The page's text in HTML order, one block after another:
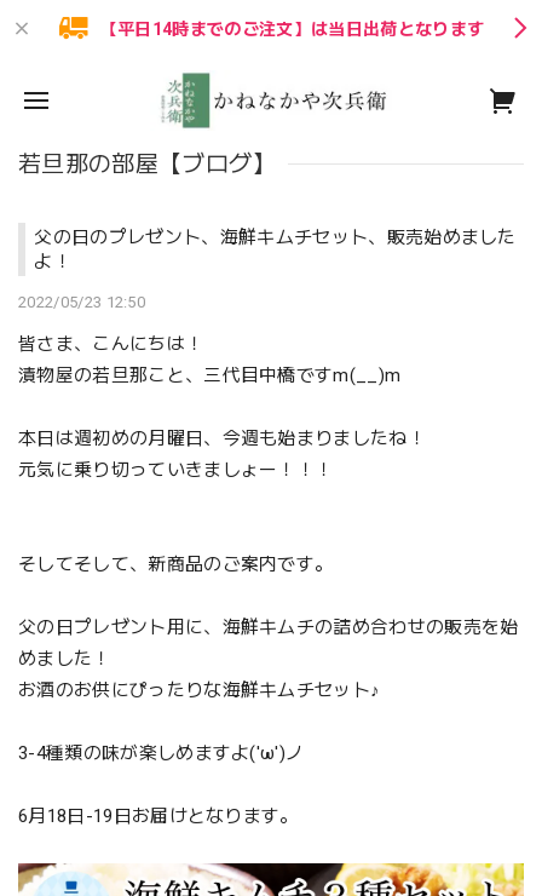
【平日14時までのご注文】は当日出荷となります
若旦那の部屋【ブログ】
父の日のプレゼント、海鮮キムチセット、販売始めました
よ！
2022/05/23 12:50
皆さま、こんにちは！
漬物屋の若旦那こと、三代目中橋ですm(__)m
本日は週初めの月曜日、今週も始まりましたね！
元気に乗り切っていきましょー！！！
そしてそして、新商品のご案内です。
父の日プレゼント用に、海鮮キムチの詰め合わせの販売を始
めました！
お酒のお供にぴったりな海鮮キムチセット♪
3-4種類の味が楽しめますよ('ω')ノ
6月18日-19日お届けとなります。